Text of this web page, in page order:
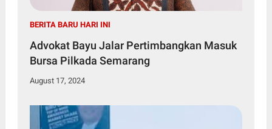
BERITA BARU HARI INI
Advokat Bayu Jalar Pertimbangkan Masuk
Bursa Pilkada Semarang
August 17, 2024